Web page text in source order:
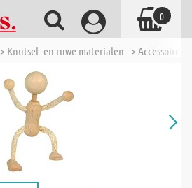
> Knutsel- en ruwe materialen > Accessoires
0